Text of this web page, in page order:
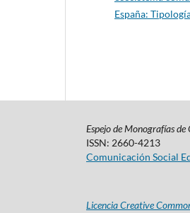
España:
Espejo de Monografías
ISSN: 2660-4213
Comunicación Social
Licencia Creative